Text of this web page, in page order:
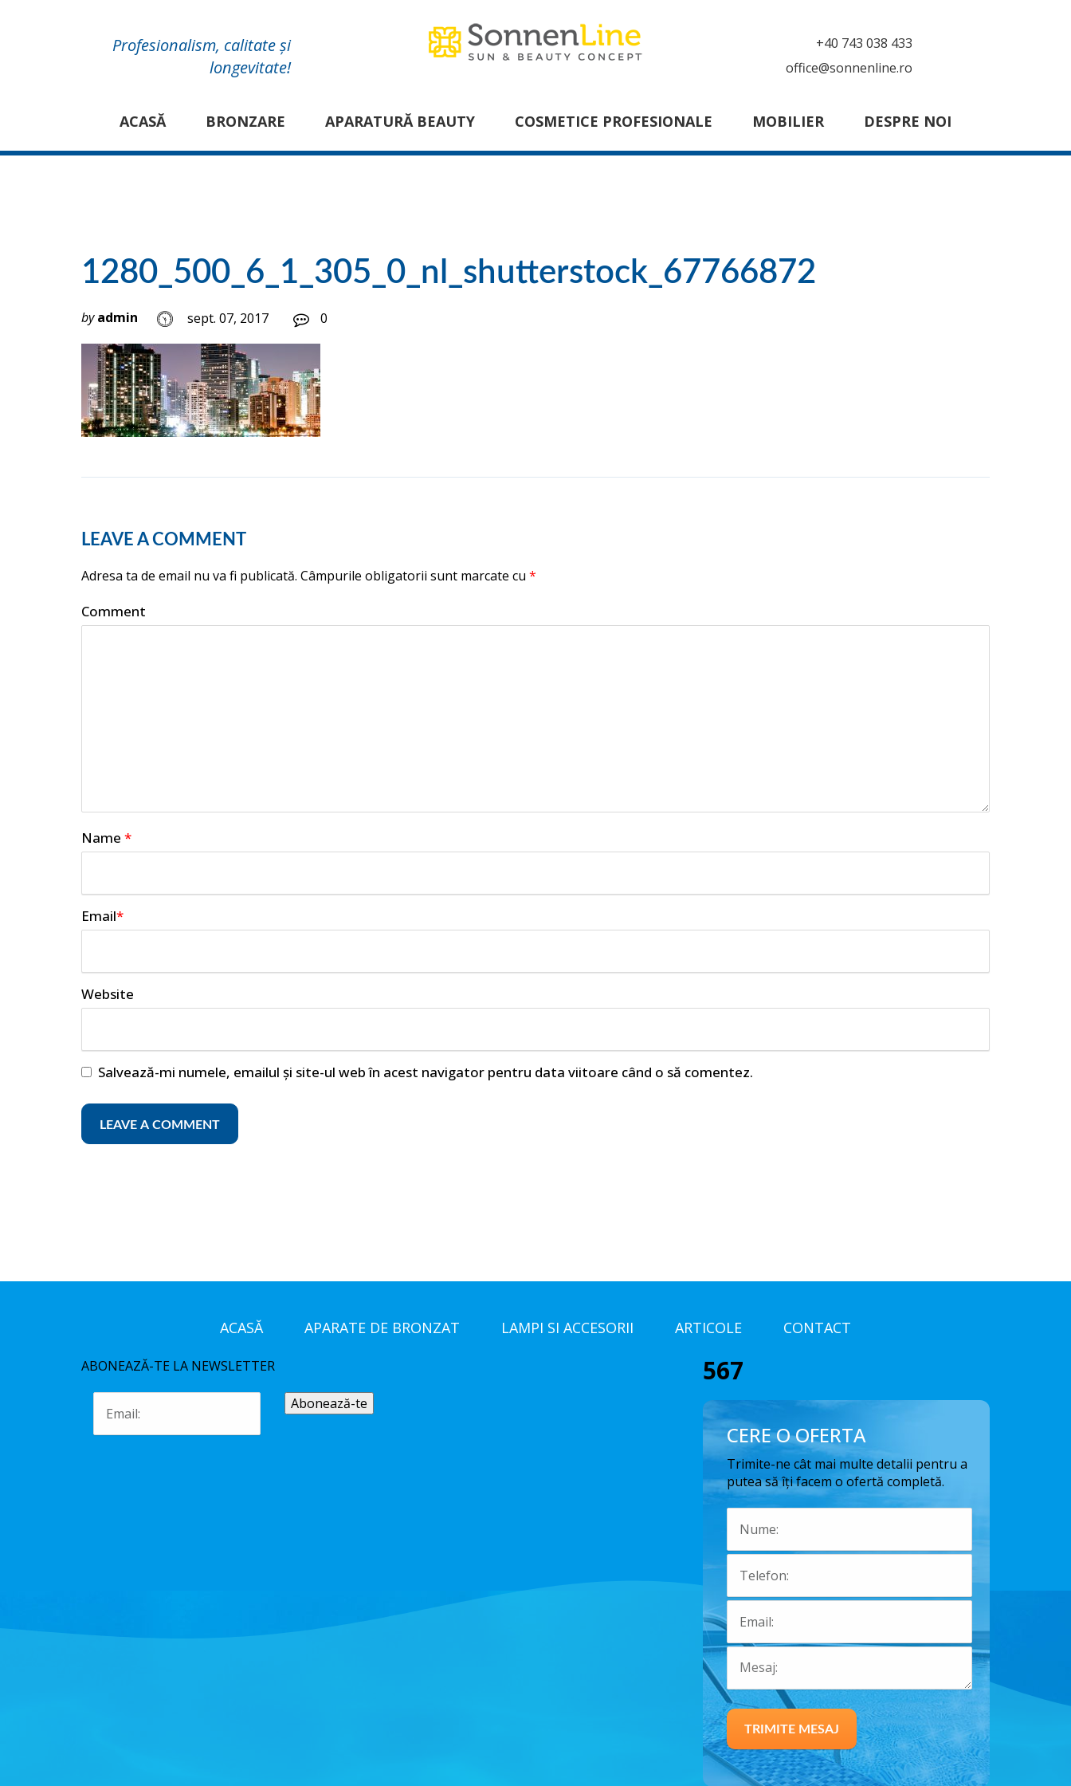
Profesionalism, calitate și
longevitate!
+40 743 038 433
office@sonnenline.ro
ACASĂ BRONZARE APARATURĂ BEAUTY COSMETICE PROFESIONALE MOBILIER DESPRE NOI
1280_500_6_1_305_0_nl_shutterstock_67766872
by admin sept. 07, 2017 0
LEAVE A COMMENT
Adresa ta de email nu va fi publicată. Câmpurile obligatorii sunt marcate cu *
Comment
Name *
Email*
Website
Salvează-mi numele, emailul și site-ul web în acest navigator pentru data viitoare când o să comentez.
ACASĂ APARATE DE BRONZAT LAMPI SI ACCESORII ARTICOLE CONTACT
ABONEAZĂ-TE LA NEWSLETTER 567
CERE O OFERTA
Trimite-ne cât mai multe detalii pentru a
putea să îți facem o ofertă completă.